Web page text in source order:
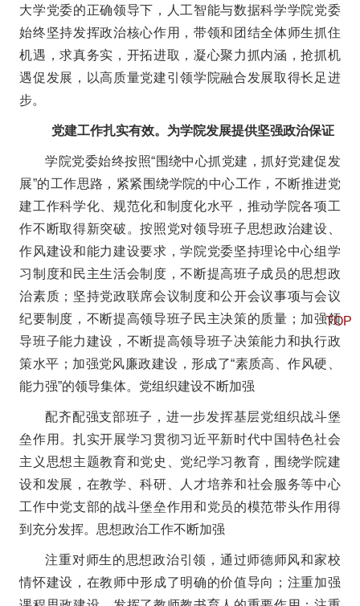
大学党委的正确领导下，人工智能与数据科学学院党委
始终坚持发挥政治核心作用，带领和团结全体师生抓住
机遇，求真务实，开拓进取，凝心聚力抓内涵，抢抓机
遇促发展，以高质量党建引领学院融合发展取得长足进
步。
党建工作扎实有效。为学院发展提供坚强政治保证
学院党委始终按照“围绕中心抓党建，抓好党建促发
展”的工作思路，紧紧围绕学院的中心工作，不断推进党
建工作科学化、规范化和制度化水平，推动学院各项工
作不断取得新突破。按照党对领导班子思想政治建设、
作风建设和能力建设要求，学院党委坚持理论中心组学
习制度和民主生活会制度，不断提高班子成员的思想政
治素质；坚持党政联席会议制度和公开会议事项与会议
纪要制度，不断提高领导班子民主决策的质量；加强领
导班子能力建设，不断提高领导班子决策能力和执行政
策水平；加强党风廉政建设，形成了“素质高、作风硬、
能力强”的领导集体。党组织建设不断加强
配齐配强支部班子，进一步发挥基层党组织战斗堡
垒作用。扎实开展学习贯彻习近平新时代中国特色社会
主义思想主题教育和党史、党纪学习教育，围绕学院建
设和发展，在教学、科研、人才培养和社会服务等中心
工作中党支部的战斗堡垒作用和党员的模范带头作用得
到充分发挥。思想政治工作不断加强
注重对师生的思想政治引领，通过师德师风和家校
情怀建设，在教师中形成了明确的价值导向；注重加强
TOP